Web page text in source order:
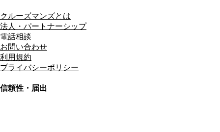
クルーズマンズとは
法人・パートナーシップ
電話相談
お問い合わせ
利用規約
プライバシーポリシー
信頼性・届出